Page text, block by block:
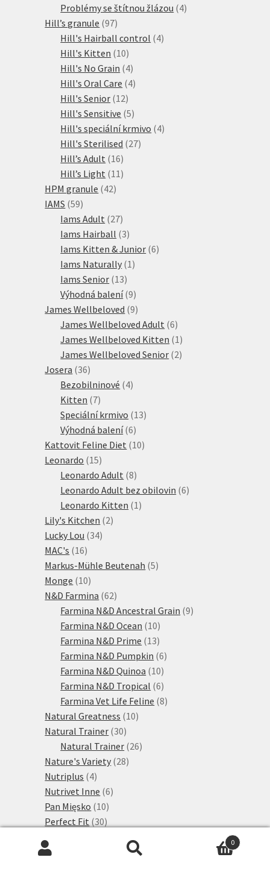
produkty
Problémy se štítnou žlázou 44
Hill’s granule 9797
produktů
Hill's Hairball control 44
Hill's Kitten 1010
produktů
Hill's No Grain 44
produkty
Hill's Oral Care 44
Hill's Senior 1212
produktů
Hill's Sensitive 55
produktů
Hill's speciální krmivo 44
Hill's Sterilised 2727
Hill’s Adult 1616
produktů
Hill’s Light 11 11
HPM granule 4242
IAMS 5959
produktů
Iams Adult 2727
produktů
Iams Hairball 33
produkty
Iams Kitten & Junior 66
Iams Naturally 1 1
Iams Senior 1313
produktů
Výhodná balení 99
produktů
James Wellbeloved 99
produktů
James Wellbeloved Adult 66
produktů
James Wellbeloved Kitten 1 1
produkt
James Wellbeloved Senior 22
Josera 3636
produktů
Bezobilninové 44
Kitten 77
produktů
Speciální krmivo 1313
Výhodná balení 66
produktů
Kattovit Feline Diet 1010
Leonardo 1515
produktů
Leonardo Adult 88
produktů
Leonardo Adult bez obilovin 66
Leonardo Kitten 1 1
Lily's Kitchen 22
Lucky Lou 3434
MAC's 1616
produktů
Markus-Mühle Beutenah 55
Monge 1010
produktů
N&D Farmina 6262
produktů
Farmina N&D Ancestral Grain 99
Farmina N&D Ocean 1010
produktů
Farmina N&D Prime 1313
produktů
Farmina N&D Pumpkin 66
Farmina N&D Quinoa 1010
produktů
Farmina N&D Tropical 66
produktů
Farmina Vet Life Feline 88
Natural Greatness 1010
Natural Trainer 3030
produktů
Natural Trainer 2626
Nature's Variety 2828
Nutriplus 44
produkty
Nutrivet Inne 66
Pan Mięsko 1010
produktů
Perfect Fit 3030
produktů
0